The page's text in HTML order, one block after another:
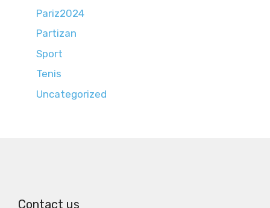
Pariz2024
Partizan
Sport
Tenis
Uncategorized
Contact us